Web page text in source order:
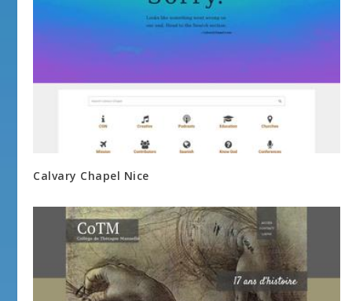
Calvary Chapel Nice